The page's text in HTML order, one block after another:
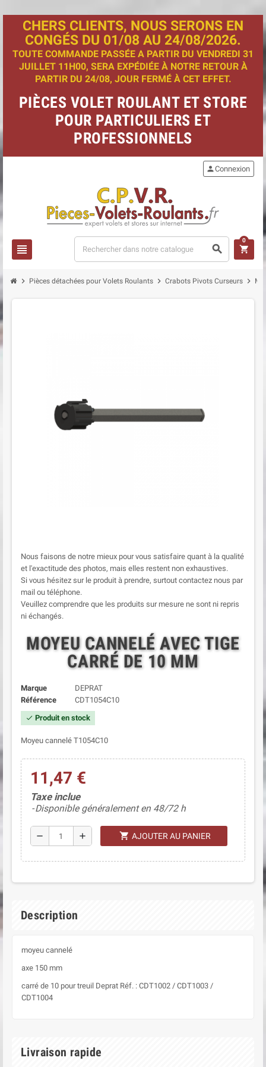
CHERS CLIENTS, NOUS SERONS EN
CONGÉS DU 01/08 AU 24/08/2026.
TOUTE COMMANDE PASSÉE A PARTIR DU VENDREDI 31
JUILLET 11H00, SERA EXPÉDIÉE À NOTRE RETOUR À
PARTIR DU 24/08, JOUR FERMÉ À CET EFFET.
PIÈCES VOLET ROULANT ET STORE
POUR PARTICULIERS ET
PROFESSIONNELS
view_headline search
personConnexion
shopping_cart
0
chevron_right Pièces détachées pour Volets Roulants chevron_right Crabots Pivots Curseurs chevron_right
Nous faisons de notre mieux pour vous satisfaire quant à la qualité
et l'exactitude des photos, mais elles restent non exhaustives.
Si vous hésitez sur le produit à prendre, surtout contactez nous par
mail ou téléphone.
Veuillez comprendre que les produits sur mesure ne sont ni repris
ni échangés.
MOYEU CANNELÉ AVEC TIGE
CARRÉ DE 10 MM
Marque
DEPRAT
Référence
CDT1054C10
check Produit en stock
Moyeu cannelé T1054C10
11,47 €
Taxe inclue
Disponible généralement en 48/72 h
remove add shopping_cart AJOUTER AU PANIER
Description
moyeu cannelé
axe 150 mm
carré de 10 pour treuil Deprat Réf. : CDT1002 / CDT1003 /
CDT1004
Livraison rapide